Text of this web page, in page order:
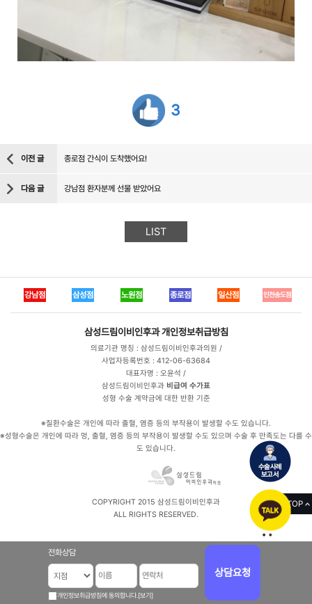
3
이전 글 종로점 간식이 도착했어요!
다음 글 강남점 환자분께 선물 받았어요
LIST
전화상담
개인정보취급방침에 동의합니다. [보기]
상담요청
강남점 삼성점 노원점 종로점 일산점 인천송도점
삼성드림이비인후과 개인정보취급방침
의료기관 명칭 : 삼성드림이비인후과의원 /
사업자등록번호 : 412-06-63684
대표자명 : 오윤석 /
삼성드림이비인후과 비급여 수가표
성형 수술 계약금에 대한 반환 기준
※질환수술은 개인에 따라 출혈, 염증 등의 부작용이 발생할 수도 있습니다.
※성형수술은 개인에 따라 멍, 출혈, 염증 등의 부작용이 발생할 수도 있으며 수술 후 만족도는 다를 수
도 있습니다.
COPYRIGHT 2015 삼성드림이비인후과
ALL RIGHTS RESERVED.
TOP